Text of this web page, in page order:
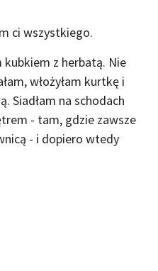
ci wszystkiego.
kubkiem z herbatą. Nie
włożyłam kurtkę i
Siadłam na schodach
- tam, gdzie zawsze
- i dopiero wtedy